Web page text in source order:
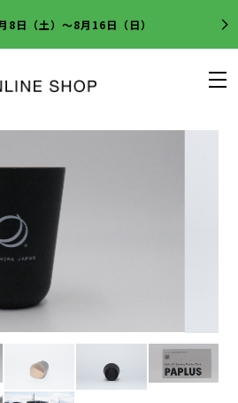
8日（土）～8月16日（日）